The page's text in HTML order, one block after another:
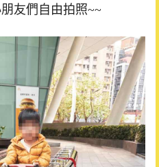
友們自由拍照~~